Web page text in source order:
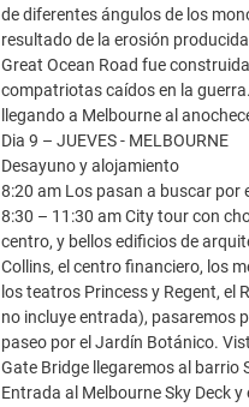
de diferentes ángulos de los
resultado de la erosión
Great Ocean Road fue
compatriotas caídos en la
llegando a Melbourne al
Dia 9 – JUEVES - MELBOURNE
Desayuno y alojamiento
8:20 am Los pasan a buscar por
8:30 – 11:30 am City tour con
centro, y bellos edificios de
Collins, el centro financiero, los
los teatros Princess y Regent, el
no incluye entrada), pasaremos
paseo por el Jardín Botánico.
Gate Bridge llegaremos al barrio
Entrada al Melbourne Sky Deck